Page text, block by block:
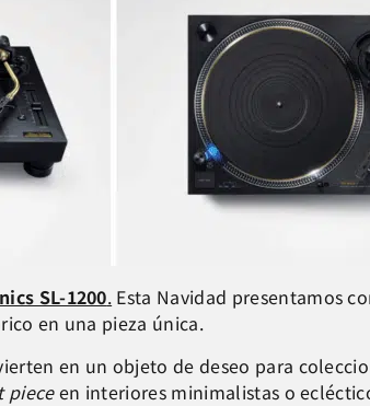
SL-1200. Esta Navidad presentamos
en una pieza única.
en un objeto de deseo para
pieceen interiores minimalistas o